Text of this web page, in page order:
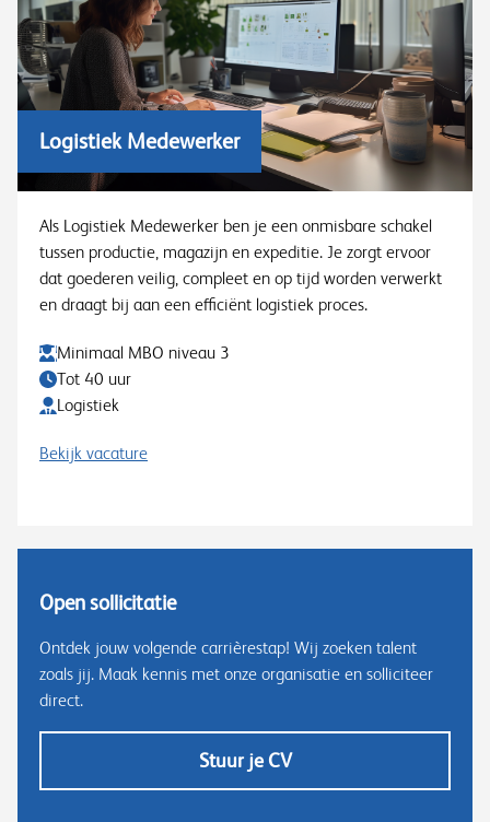
Logistiek Medewerker
Als Logistiek Medewerker ben je een onmisbare schakel
tussen productie, magazijn en expeditie. Je zorgt ervoor
dat goederen veilig, compleet en op tijd worden verwerkt
en draagt bij aan een efficiënt logistiek proces.
Minimaal MBO niveau 3
Tot 40 uur
Logistiek
Bekijk vacature
Open sollicitatie
Ontdek jouw volgende carrièrestap! Wij zoeken talent
zoals jij. Maak kennis met onze organisatie en solliciteer
direct.
Stuur je CV